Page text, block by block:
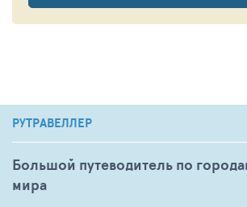
РУТРАВЕЛЛЕР
Большой путеводитель по
мира